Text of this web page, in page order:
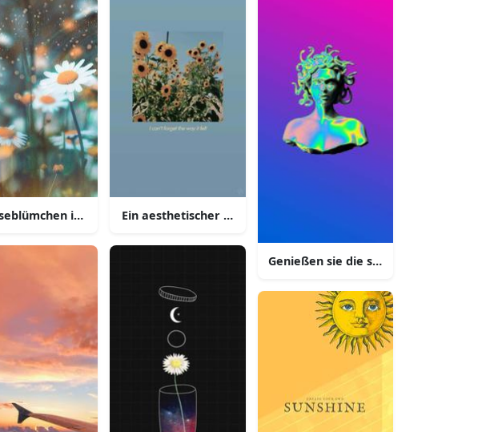
aesthetischen iphone hintergrund
im feld mit einem verschwommenen hintergrund
Ein aesthetischer pastell lila iphone hintergrund mit einer
Genießen sie die schönheit eines